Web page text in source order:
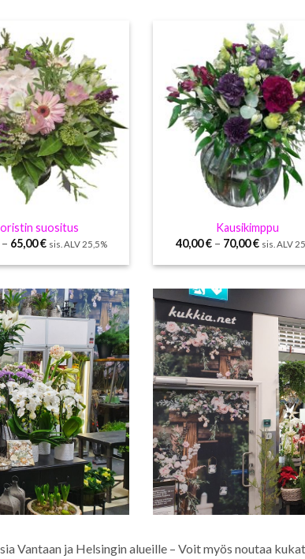
suositus
65,00€ sis. ALV 25,5%
Kausikimppu
40,00€– 70,00€ sis. ALV
Vantaan ja Helsingin alueille – Voit myös noutaa